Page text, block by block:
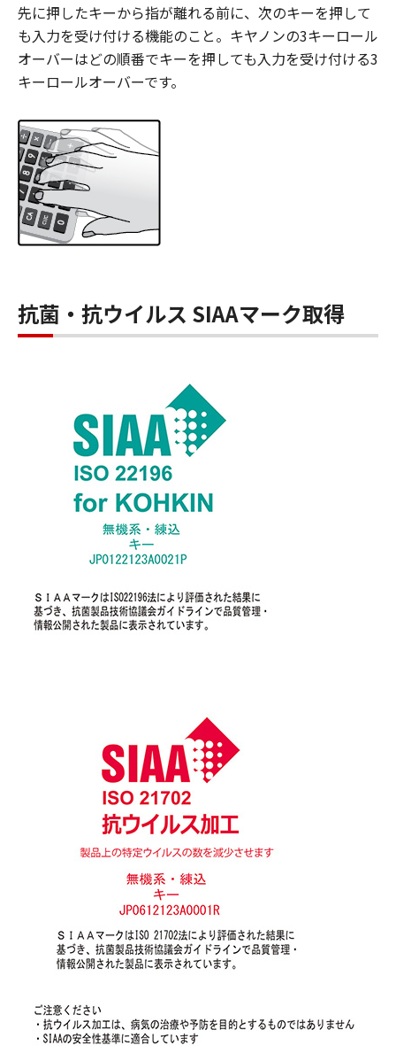
先に押したキーから指が離れる前に、次のキーを押して
も入力を受け付ける機能のこと。キヤノンの3キーロール
オーバーはどの順番でキーを押しても入力を受け付ける3
キーロールオーバーです。
抗菌・抗ウイルス SIAAマーク取得